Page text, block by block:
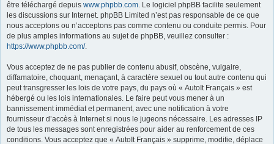
être téléchargé depuis www.phpbb.com. Le logiciel phpBB facilite seulement
les discussions sur Internet. phpBB Limited n’est pas responsable de ce que
nous acceptons ou n’acceptons pas comme contenu ou conduite permis. Pour
de plus amples informations au sujet de phpBB, veuillez consulter :
https://www.phpbb.com/.
Vous acceptez de ne pas publier de contenu abusif, obscène, vulgaire,
diffamatoire, choquant, menaçant, à caractère sexuel ou tout autre contenu qui
peut transgresser les lois de votre pays, du pays où « AutoIt Français » est
hébergé ou les lois internationales. Le faire peut vous mener à un
bannissement immédiat et permanent, avec une notification à votre
fournisseur d’accès à Internet si nous le jugeons nécessaire. Les adresses IP
de tous les messages sont enregistrées pour aider au renforcement de ces
conditions. Vous acceptez que « AutoIt Français » supprime, modifie, déplace